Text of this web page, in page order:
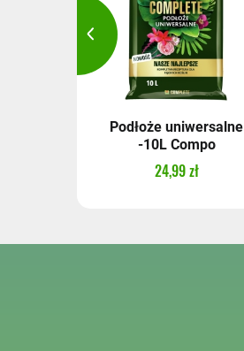
Podłoże uniwersalne
-10L Compo
24,99 zł